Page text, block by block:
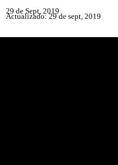
29 de Sept, 2019
Actualizado: 29 de sept, 2019